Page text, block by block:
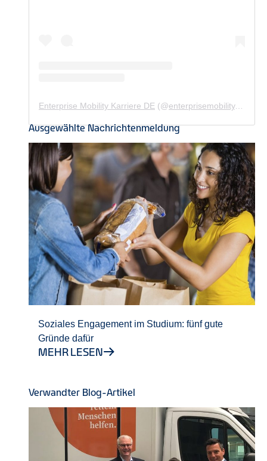
Enterprise Mobility Karriere DE (@enterprisemobility.karriere.de
Ausgewählte Nachrichtenmeldung
Soziales Engagement im Studium: fünf gute
Gründe dafür
MEHR LESEN
Verwandter Blog-Artikel